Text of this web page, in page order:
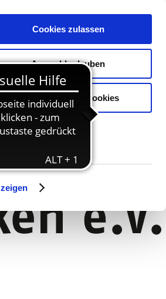
Cookies zulassen
Auswahl erlauben
Nur notwendige Cookies